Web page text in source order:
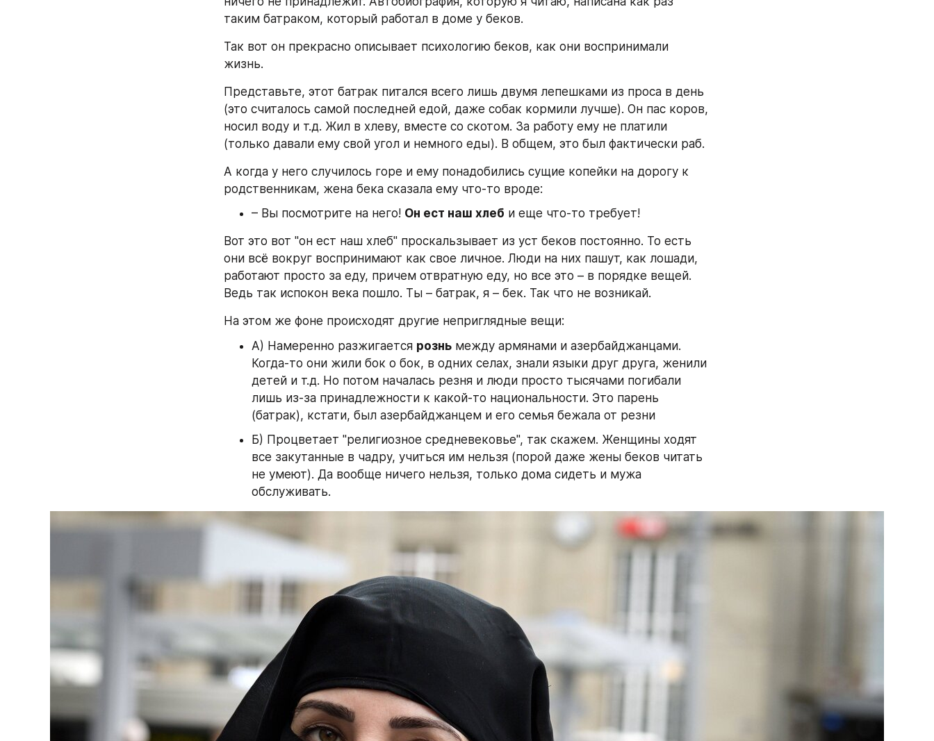
таким батраком, который работал в доме у беков.
Так вот он прекрасно описывает психологию беков, как они воспринимали
жизнь.
Представьте, этот батрак питался всего лишь двумя лепешками из проса в день
(это считалось самой последней едой, даже собак кормили лучше). Он пас коров,
носил воду и т.д. Жил в хлеву, вместе со скотом. За работу ему не платили
(только давали ему свой угол и немного еды). В общем, это был фактически раб.
А когда у него случилось горе и ему понадобились сущие копейки на дорогу к
родственникам, жена бека сказала ему что-то вроде:
– Вы посмотрите на него! Он ест наш хлеб и еще что-то требует!
Вот это вот "он ест наш хлеб" проскальзывает из уст беков постоянно. То есть
они всё вокруг воспринимают как свое личное. Люди на них пашут, как лошади,
работают просто за еду, причем отвратную еду, но все это – в порядке вещей.
Ведь так испокон века пошло. Ты – батрак, я – бек. Так что не возникай.
На этом же фоне происходят другие неприглядные вещи:
А) Намеренно разжигается рознь между армянами и азербайджанцами.
Когда-то они жили бок о бок, в одних селах, знали языки друг друга, женили
детей и т.д. Но потом началась резня и люди просто тысячами погибали
лишь из-за принадлежности к какой-то национальности. Это парень
(батрак), кстати, был азербайджанцем и его семья бежала от резни
Б) Процветает "религиозное средневековье", так скажем. Женщины ходят
все закутанные в чадру, учиться им нельзя (порой даже жены беков читать
не умеют). Да вообще ничего нельзя, только дома сидеть и мужа
обслуживать.